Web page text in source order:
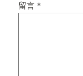
留言 *